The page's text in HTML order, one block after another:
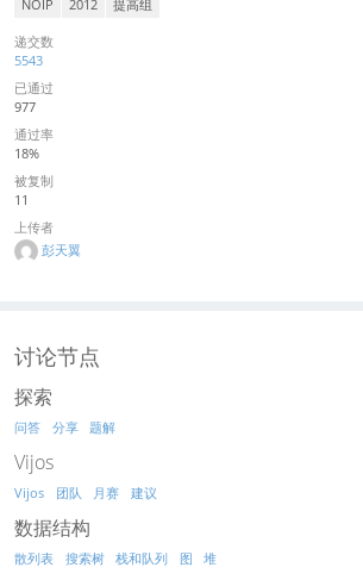
NOIP 2012 提高组
递交数
5543
已通过
977
通过率
18%
被复制
11
上传者
彭天翼
讨论节点
探索
问答 分享 题解
Vijos
Vijos 团队 月赛 建议
数据结构
散列表 搜索树 栈和队列 图 堆